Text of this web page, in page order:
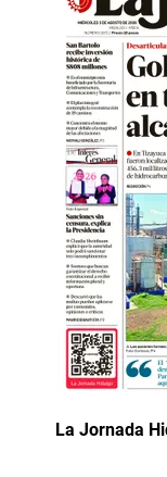
La Jornada